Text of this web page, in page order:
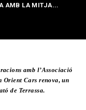
AMB LA MITJA...
amb l’Associació
Orient Cars renova, un
de Terrassa.